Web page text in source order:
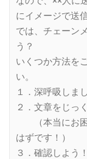
にイメージで送
では、チェーン
う？
いくつか方法を
い。
１．深呼吸しま
２．文章をじっ
（本当にお困
はずです！）
３．確認しよう